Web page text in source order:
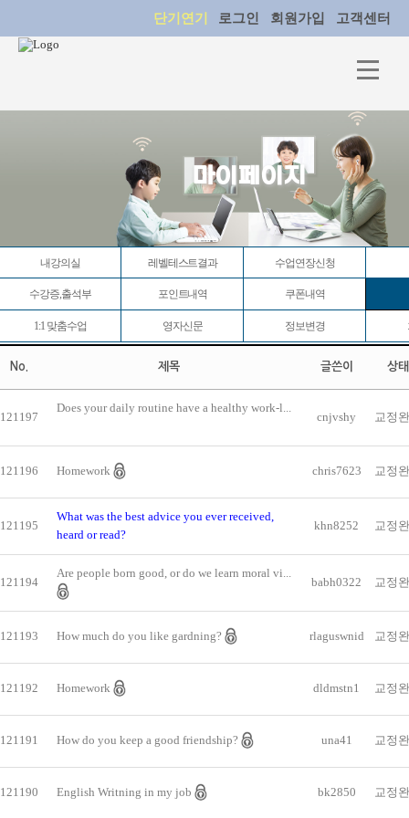
단기연기 로그인 회원가입 고객센터
마이페이지
내강의실 레벨테스트결과 수업연장신청
수강증,출석부 포인트내역 쿠폰내역
1:1 맞춤수업 영자신문 정보변경
No. 제목 글쓴이 상태
121197
Does your daily routine have a healthy work-l...
cnjvshy 교정
121196 Homework chris7623 교정
121195
What was the best advice you ever received,
heard or read?
khn8252 교정
121194
Are people born good, or do we learn moral vi...
babh0322 교정
121193 How much do you like gardning? rlaguswnid 교정
121192 Homework dldmstn1 교정
121191 How do you keep a good friendship? una41 교정
121190 English Writning in my job bk2850 교정